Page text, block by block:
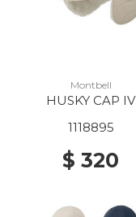
Montbell
HUSKY CAP IV
1118895
$ 320